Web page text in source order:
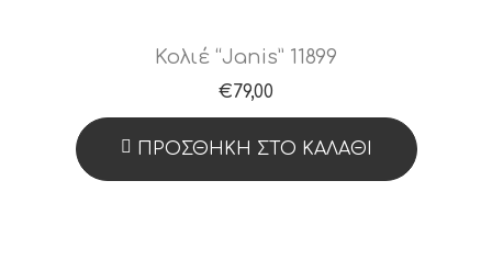
Κολιέ “Janis” 11899
€79,00
ΠΡΟΣΘΉΚΗ ΣΤΟ ΚΑΛΆΘΙ